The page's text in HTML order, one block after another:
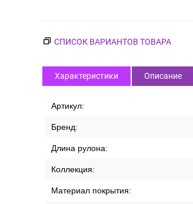
СПИСОК ВАРИАНТОВ ТОВАРА
Характеристики Описание
Артикул:
Бренд:
Длина рулона:
Коллекция:
Материал покрытия: